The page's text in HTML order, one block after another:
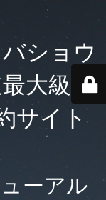
ショウ
大級の
サイト
ーアル